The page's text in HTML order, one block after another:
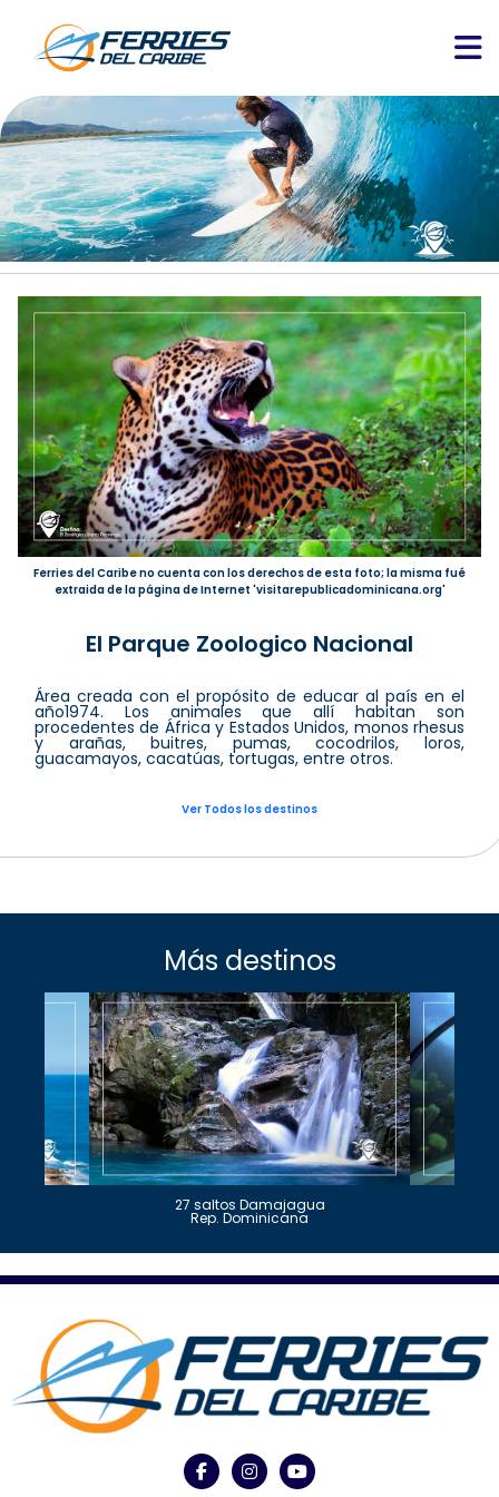
Ferries del Caribe no cuenta con los derechos de esta foto; la misma fué
extraida de la página de Internet 'visitarepublicadominicana.org'
El Parque Zoologico Nacional
Área creada con el propósito de educar al país en el
año1974. Los animales que allí habitan son
procedentes de África y Estados Unidos, monos rhesus
y arañas, buitres, pumas, cocodrilos, loros,
guacamayos, cacatúas, tortugas, entre otros.
Ver Todos los destinos
Más destinos
27 saltos Damajagua
Rep. Dominicana